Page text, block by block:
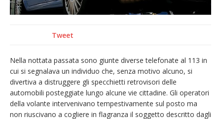
Tweet
Nella nottata passata sono giunte diverse telefonate al 113 in
cui si segnalava un individuo che, senza motivo alcuno, si
divertiva a distruggere gli specchietti retrovisori delle
automobili posteggiate lungo alcune vie cittadine. Gli operatori
della volante intervenivano tempestivamente sul posto ma
non riuscivano a cogliere in flagranza il soggetto descritto dagli